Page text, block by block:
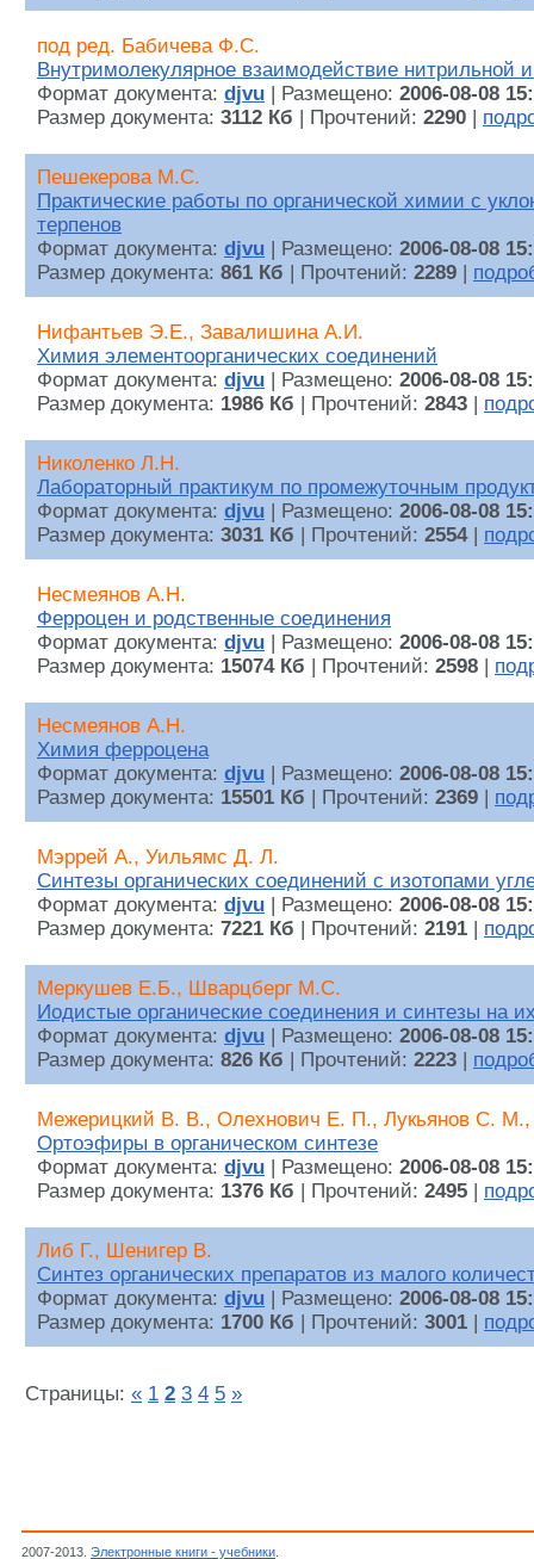
под ред. Бабичева Ф.С.
Внутримолекулярное взаимодействие нитрильной
Формат документа: djvu | Размещено: 2006-08-08
Размер документа: 3112 Кб | Прочтений: 2290
Пешекерова М.С.
Практические работы по органической химии с
терпенов
Формат документа: djvu | Размещено: 2006-08-08
Размер документа: 861 Кб | Прочтений: 2289
Нифантьев Э.Е., Завалишина А.И.
Химия элементоорганических соединений
Формат документа: djvu | Размещено: 2006-08-08
Размер документа: 1986 Кб | Прочтений: 2843
Николенко Л.Н.
Лабораторный практикум по промежуточным
Формат документа: djvu | Размещено: 2006-08-08
Размер документа: 3031 Кб | Прочтений: 2554|
Несмеянов А.Н.
Ферроцен и родственные соединения
Формат документа: djvu | Размещено: 2006-08-08
Размер документа: 15074 Кб | Прочтений: 2598
Несмеянов А.Н.
Химия ферроцена
Формат документа: djvu | Размещено: 2006-08-08
Размер документа: 15501 Кб | Прочтений: 2369
Мэррей А., Уильямс Д. Л.
Синтезы органических соединений с изотопами
Формат документа: djvu | Размещено: 2006-08-08
Размер документа: 7221 Кб | Прочтений: 2191
Меркушев Е.Б., Шварцберг М.С.
Иодистые органические соединения и синтезы на
Формат документа: djvu | Размещено: 2006-08-08
Размер документа: 826 Кб | Прочтений: 2223
Межерицкий В. В., Олехнович Е. П., Лукьянов С.
Ортоэфиры в органическом синтезе
Формат документа: djvu | Размещено: 2006-08-08
Размер документа: 1376 Кб | Прочтений: 2495
Либ Г., Шенигер В.
Синтез органических препаратов из малого
Формат документа: djvu | Размещено: 2006-08-08
Размер документа: 1700 Кб | Прочтений: 3001
Страницы: « 1 2 3 4 5 »
2007-2013. Электронные книги - учебники